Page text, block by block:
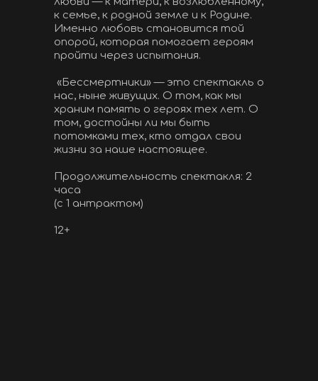
к семье, к родной земле и к Родине.
Именно любовь становится той
опорой, которая помогает героям
пройти через испытания.
нас, ныне живущих. О том, как мы
храним память о героях тех лет. О
том, достойны ли мы быть
потомками тех, кто отдал свои
жизни за наше настоящее.
Продолжительность спектакля: 2
часа
(с 1 антрактом)
12+